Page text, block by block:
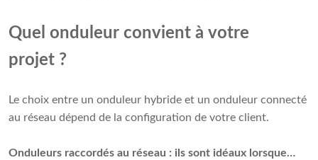
Quel onduleur convient à votre
projet ?
Le choix entre un onduleur hybride et un onduleur connecté
au réseau dépend de la configuration de votre client.
Onduleurs raccordés au réseau : ils sont idéaux lorsque…